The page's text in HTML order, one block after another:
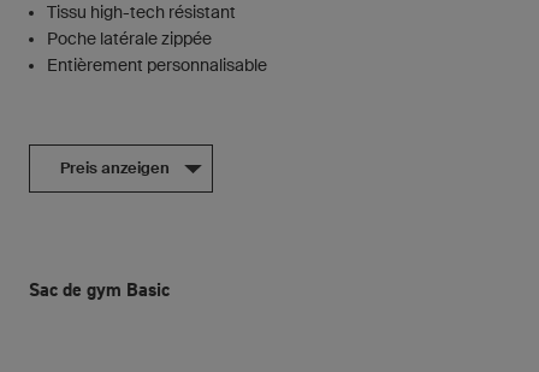
Tissu high-tech résistant
Poche latérale zippée
Entièrement personnalisable
Preis anzeigen
Sac de gym Basic